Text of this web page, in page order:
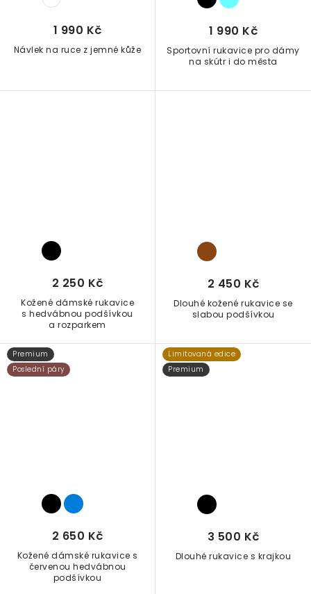
Návlek na ruce z jemné kůže
1 990 Kč
Sportovní rukavice pro dámy
na skútr i do města
1 990 Kč
Kožené dámské rukavice
s hedvábnou podšívkou
a rozparkem
2 250 Kč
Dlouhé kožené rukavice se
slabou podšívkou
2 450 Kč
Kožené dámské rukavice s
červenou hedvábnou
podšívkou
Premium
Poslední páry
2 650 Kč
Dlouhé rukavice s krajkou
Limitovaná edice
Premium
3 500 Kč